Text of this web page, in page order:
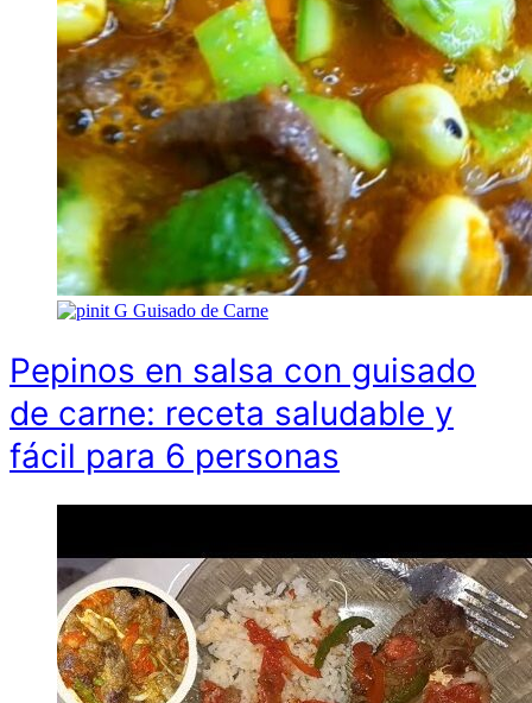
G Guisado de Carne
Pepinos en salsa con guisado
de carne: receta saludable y
fácil para 6 personas